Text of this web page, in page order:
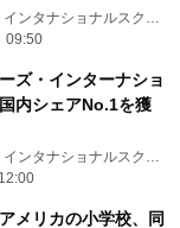
ンタナショナルスクー
09:50
ズ・インターナショ
内シェアNo.1を獲
ンタナショナルスクー
メリカの小学校、同